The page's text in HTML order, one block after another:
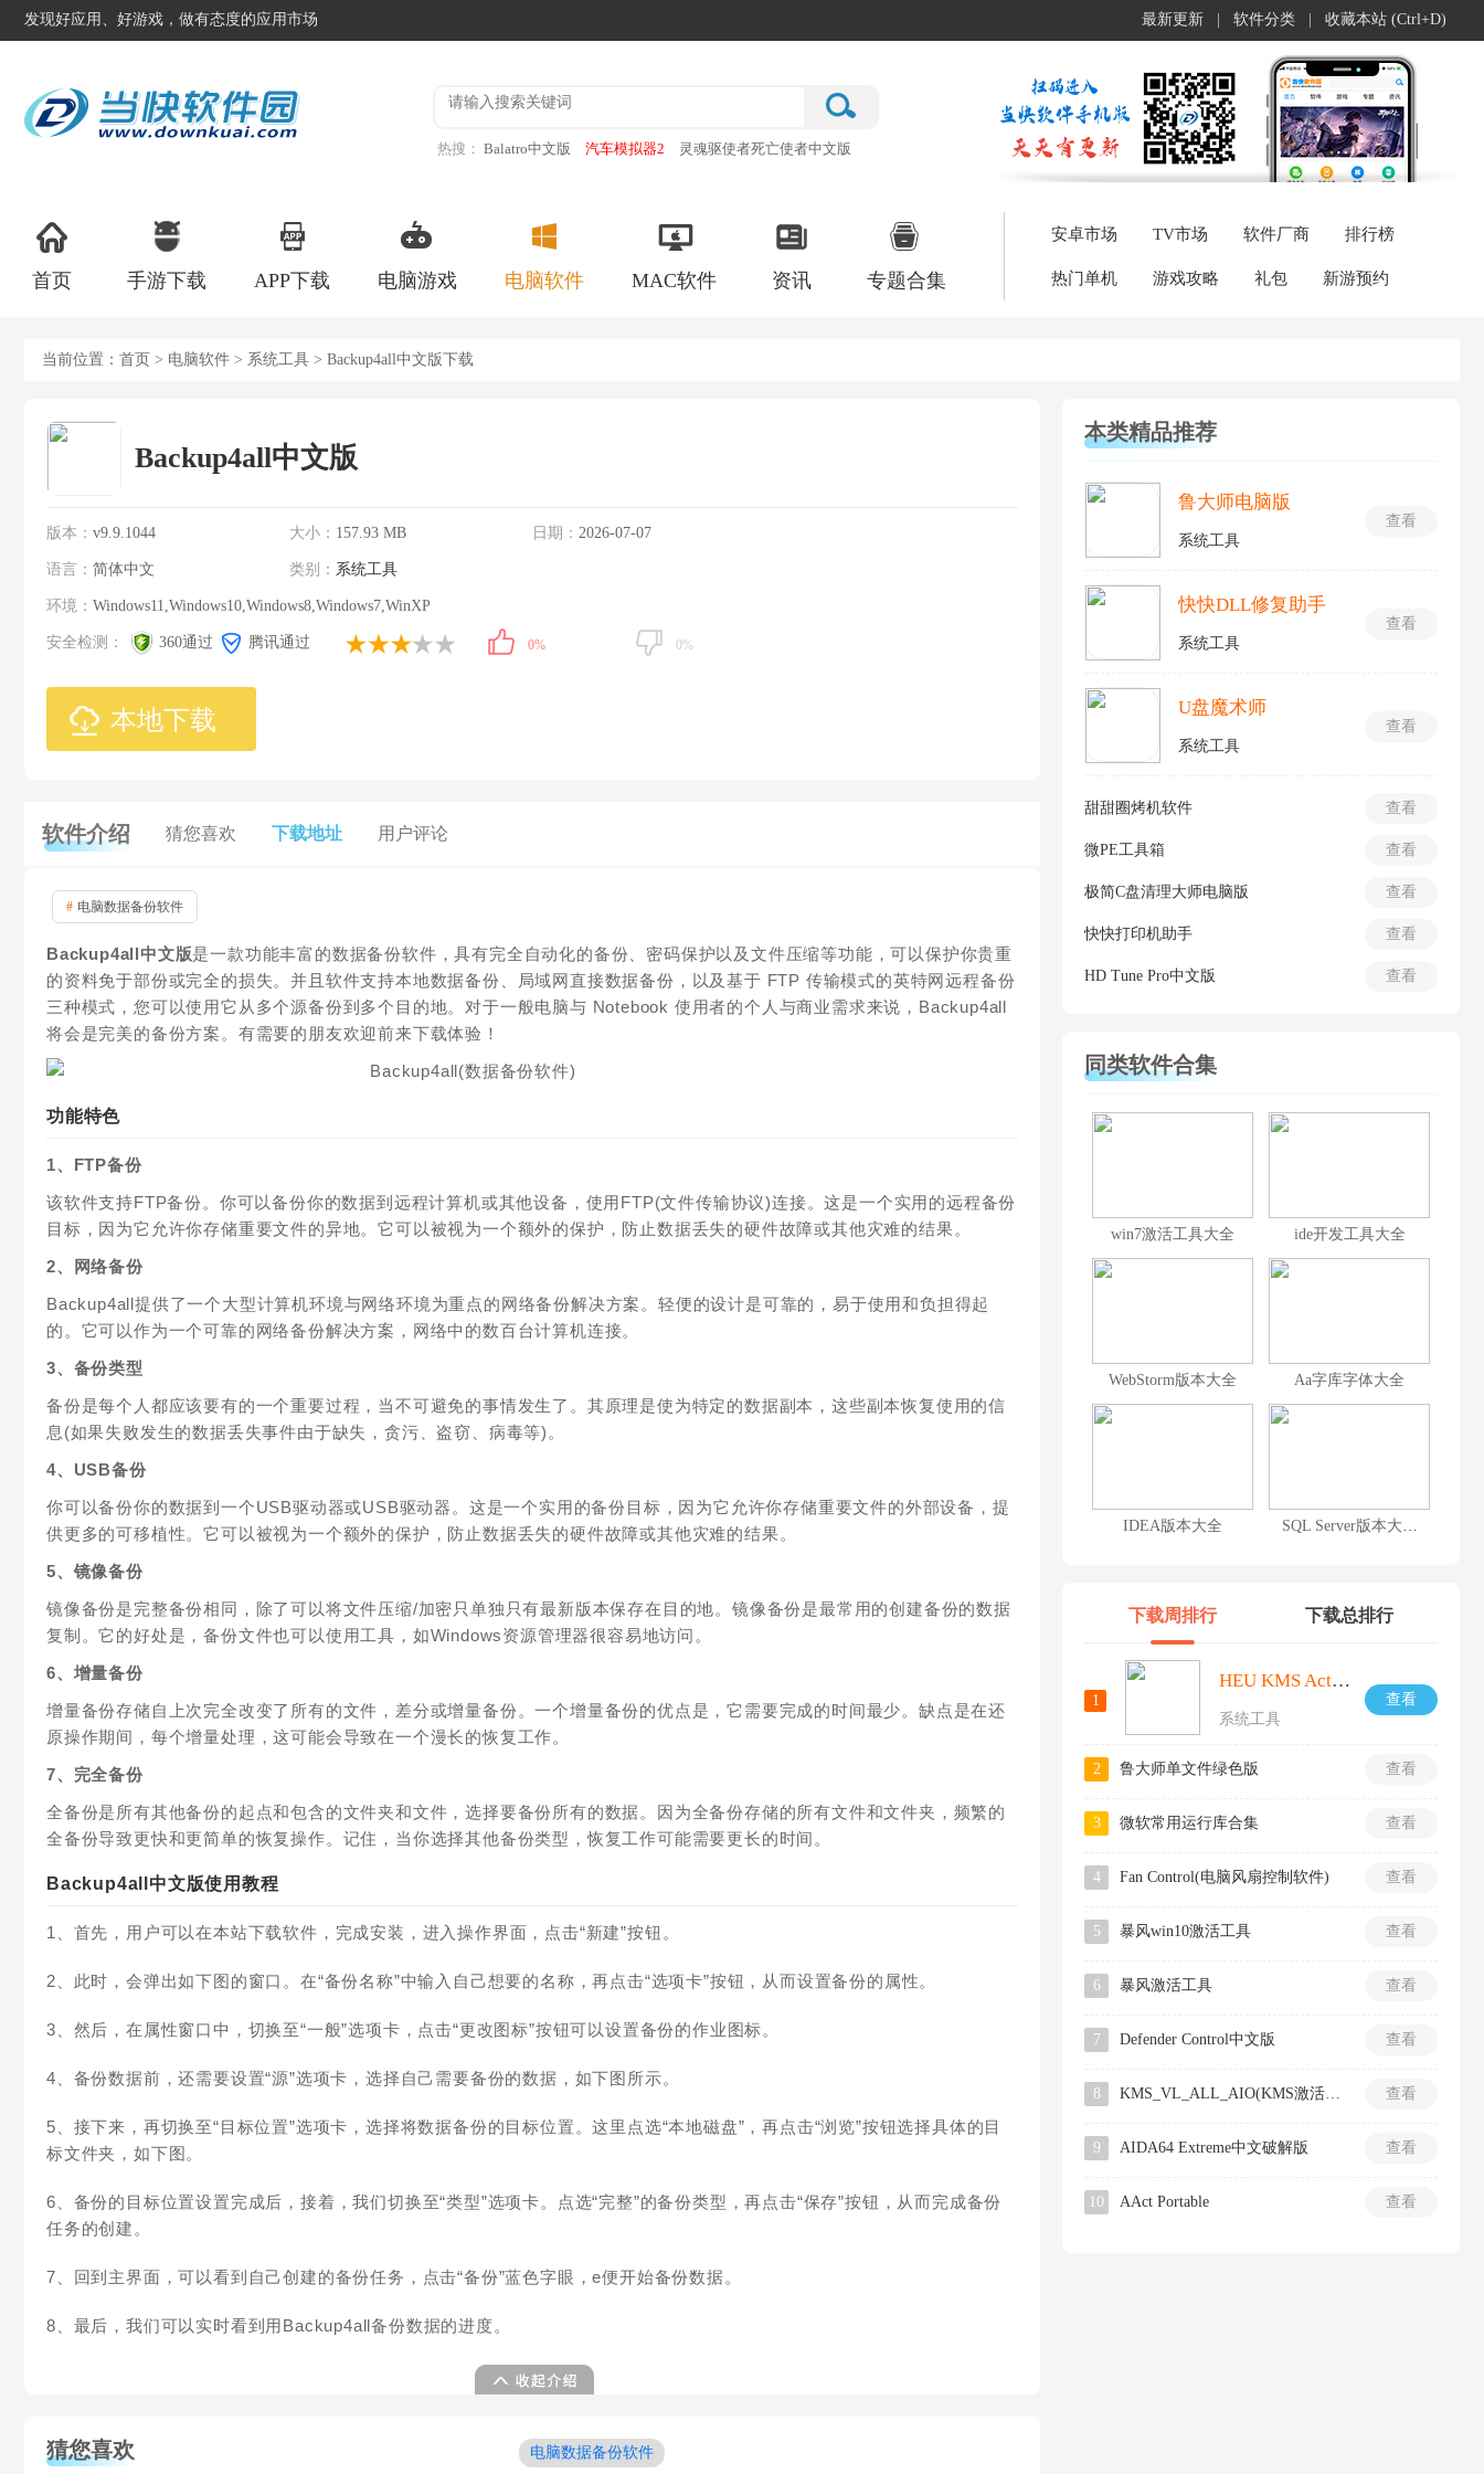
发现好应用、好游戏，做有态度的应用市场 最新更新 软件分类 收藏本站 (Ctrl+D)
热搜： Balatro中文版 汽车模拟器2
灵魂驱使者死亡使者中文版
首页 手游下载 APP下载 电脑游戏 电脑软件 MAC软件 资讯 专题合集
安卓市场 TV市场 软件厂商 排行榜
热门单机 游戏攻略 礼包 新游预约
当前位置： 首页 > 电脑软件 > 系统工具 > Backup4all中文版下载
Backup4all中文版
版本： v9.9.1044 大小： 157.93 MB 日期： 2026-07-07
语言： 简体中文 类别： 系统工具
环境： Windows11,Windows10,Windows8,Windows7,WinXP
安全检测： 360通过 腾讯通过 0% 0%
本地下载
软件介绍 猜您喜欢 下载地址 用户评论
# 电脑数据备份软件
Backup4all中文版是一款功能丰富的数据备份软件，具有完全自动化的备份、密码保护以及文件压缩等功能，可以保护你贵重
的资料免于部份或完全的损失。并且软件支持本地数据备份、局域网直接数据备份，以及基于 FTP 传输模式的英特网远程备份
三种模式，您可以使用它从多个源备份到多个目的地。对于一般电脑与 Notebook 使用者的个人与商业需求来说，Backup4all
将会是完美的备份方案。有需要的朋友欢迎前来下载体验！
功能特色
1、FTP备份
该软件支持FTP备份。你可以备份你的数据到远程计算机或其他设备，使用FTP(文件传输协议)连接。这是一个实用的远程备份
目标，因为它允许你存储重要文件的异地。它可以被视为一个额外的保护，防止数据丢失的硬件故障或其他灾难的结果。
2、网络备份
Backup4all提供了一个大型计算机环境与网络环境为重点的网络备份解决方案。轻便的设计是可靠的，易于使用和负担得起
的。它可以作为一个可靠的网络备份解决方案，网络中的数百台计算机连接。
3、备份类型
备份是每个人都应该要有的一个重要过程，当不可避免的事情发生了。其原理是使为特定的数据副本，这些副本恢复使用的信
息(如果失败发生的数据丢失事件由于缺失，贪污、盗窃、病毒等)。
4、USB备份
你可以备份你的数据到一个USB驱动器或USB驱动器。这是一个实用的备份目标，因为它允许你存储重要文件的外部设备，提
供更多的可移植性。它可以被视为一个额外的保护，防止数据丢失的硬件故障或其他灾难的结果。
5、镜像备份
镜像备份是完整备份相同，除了可以将文件压缩/加密只单独只有最新版本保存在目的地。镜像备份是最常用的创建备份的数据
复制。它的好处是，备份文件也可以使用工具，如Windows资源管理器很容易地访问。
6、增量备份
增量备份存储自上次完全改变了所有的文件，差分或增量备份。一个增量备份的优点是，它需要完成的时间最少。缺点是在还
原操作期间，每个增量处理，这可能会导致在一个漫长的恢复工作。
7、完全备份
全备份是所有其他备份的起点和包含的文件夹和文件，选择要备份所有的数据。因为全备份存储的所有文件和文件夹，频繁的
全备份导致更快和更简单的恢复操作。记住，当你选择其他备份类型，恢复工作可能需要更长的时间。
Backup4all中文版使用教程
1、首先，用户可以在本站下载软件，完成安装，进入操作界面，点击“新建”按钮。
2、此时，会弹出如下图的窗口。在“备份名称”中输入自己想要的名称，再点击“选项卡”按钮，从而设置备份的属性。
3、然后，在属性窗口中，切换至“一般”选项卡，点击“更改图标”按钮可以设置备份的作业图标。
4、备份数据前，还需要设置“源”选项卡，选择自己需要备份的数据，如下图所示。
5、接下来，再切换至“目标位置”选项卡，选择将数据备份的目标位置。这里点选“本地磁盘”，再点击“浏览”按钮选择具体的目
标文件夹，如下图。
6、备份的目标位置设置完成后，接着，我们切换至“类型”选项卡。点选“完整”的备份类型，再点击“保存”按钮，从而完成备份
任务的创建。
7、回到主界面，可以看到自己创建的备份任务，点击“备份”蓝色字眼，e便开始备份数据。
8、最后，我们可以实时看到用Backup4all备份数据的进度。
猜您喜欢 电脑数据备份软件
本类精品推荐
查看
鲁大师电脑版
系统工具
查看
快快DLL修复助手
系统工具
查看
U盘魔术师
系统工具
查看
甜甜圈烤机软件
查看
微PE工具箱
查看
极简C盘清理大师电脑版
查看
快快打印机助手
查看
HD Tune Pro中文版
同类软件合集
win7激活工具大全 ide开发工具大全
WebStorm版本大全 Aa字库字体大全
IDEA版本大全 SQL Server版本大全
下载周排行 下载总排行
1 查看
HEU KMS Activator激活工具
系统工具
2 查看
鲁大师单文件绿色版
3 查看
微软常用运行库合集
4 查看
Fan Control(电脑风扇控制软件)
5 查看
暴风win10激活工具
6 查看
暴风激活工具
7 查看
Defender Control中文版
8 查看
KMS_VL_ALL_AIO(KMS激活工具)
9 查看
AIDA64 Extreme中文破解版
10 查看
AAct Portable